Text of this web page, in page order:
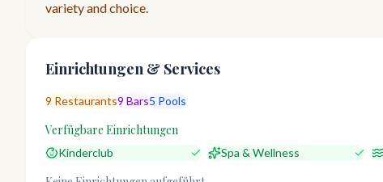
variety and choice.
Einrichtungen & Services
9 Restaurants9 Bars5 Pools
Verfügbare Einrichtungen
Kinderclub Spa & Wellness